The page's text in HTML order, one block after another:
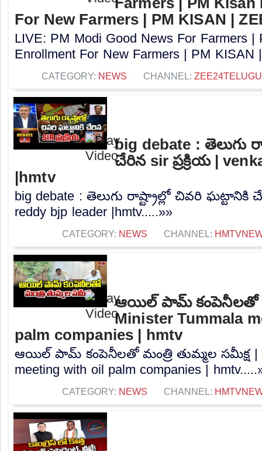
For New Farmers | PM KISAN |
LIVE: PM Modi Good News For Farmers |
Enrollment For New Farmers | PM KISAN
CATEGORY: NEWS CHANNEL:
big debate : తెలుగు
చేరిన sir ప్రక్రియ |
|hmtv
big debate : తెలుగు రాష్ట్రాల్లో చివరి ఘట్టానికి
reddy bjp leader |hmtv.....»»
CATEGORY: NEWS CHANNEL:
ఆయిల్ పామ్ కంపెనీలతో
Minister Tummala
palm companies | hmtv
ఆయిల్ పామ్ కంపెనీలతో మంత్రి తుమ్మల సమీక్ష |
meeting with oil palm companies |
CATEGORY: NEWS CHANNEL: